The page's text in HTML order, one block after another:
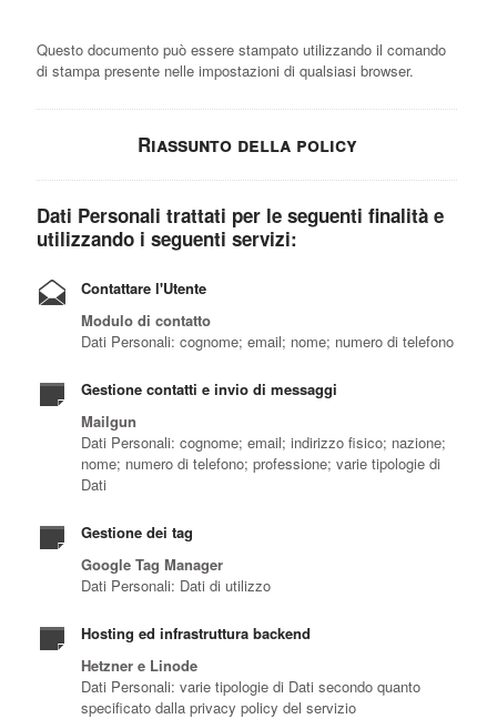
Questo documento può essere stampato utilizzando il comando
di stampa presente nelle impostazioni di qualsiasi browser.
Riassunto della policy
Dati Personali trattati per le seguenti finalità e
utilizzando i seguenti servizi:
Contattare l'Utente
Modulo di contatto
Dati Personali: cognome; email; nome; numero di telefono
Gestione contatti e invio di messaggi
Mailgun
Dati Personali: cognome; email; indirizzo fisico; nazione;
nome; numero di telefono; professione; varie tipologie di
Dati
Gestione dei tag
Google Tag Manager
Dati Personali: Dati di utilizzo
Hosting ed infrastruttura backend
Hetzner e Linode
Dati Personali: varie tipologie di Dati secondo quanto
specificato dalla privacy policy del servizio